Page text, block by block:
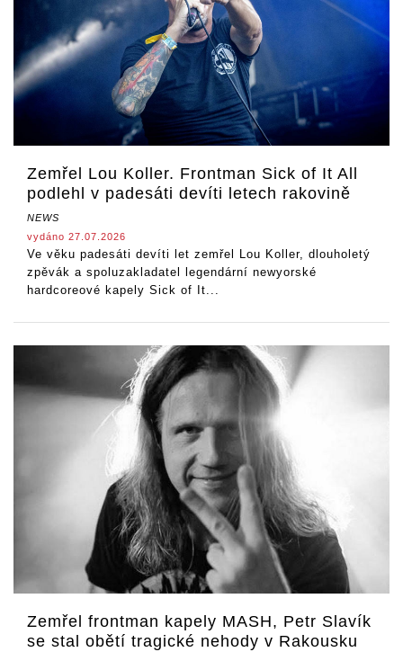
Zemřel Lou Koller. Frontman Sick of It All
podlehl v padesáti devíti letech rakovině
NEWS
vydáno 27.07.2026
Ve věku padesáti devíti let zemřel Lou Koller, dlouholetý
zpěvák a spoluzakladatel legendární newyorské
hardcoreové kapely Sick of It...
Zemřel frontman kapely MASH, Petr Slavík
se stal obětí tragické nehody v Rakousku